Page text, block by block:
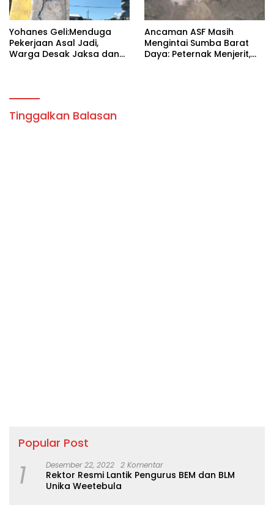
Yohanes Geli:Menduga
Pekerjaan Asal Jadi,
Warga Desak Jaksa dan
Ancaman ASF Masih
Mengintai Sumba Barat
Daya: Peternak Menjerit,
Tinggalkan Balasan
Popular Post
1 Desember 22, 2022 2 Komentar
Rektor Resmi Lantik Pengurus BEM dan BLM
Unika Weetebula